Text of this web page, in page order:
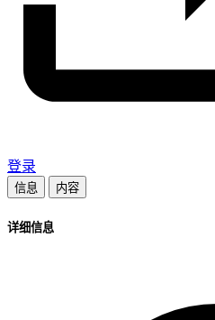
登录
信息 内容
详细信息